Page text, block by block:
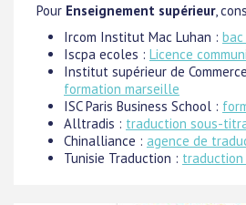
Pour Enseignement supérieur,
Ircom Institut Mac Luhan :
Iscpa ecoles : Licence
Institut supérieur de
formation marseille
ISC Paris Business School :
Alltradis : traduction sous-
Chinalliance : agence de
Tunisie Traduction :